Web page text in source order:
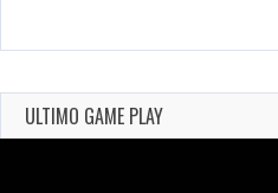
ULTIMO GAME PLAY